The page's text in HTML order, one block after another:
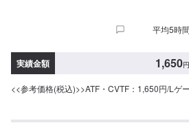
平均5時
実績金額 1,650円
<<参考価格(税込)>>ATF・CVTF：1,650円/Lゲ